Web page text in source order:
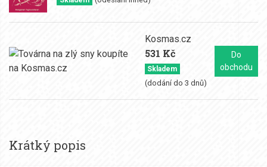
Kosmas.cz
531 Kč
Skladem
(dodání do 3 dnů)
Do
obchodu
Krátký popis